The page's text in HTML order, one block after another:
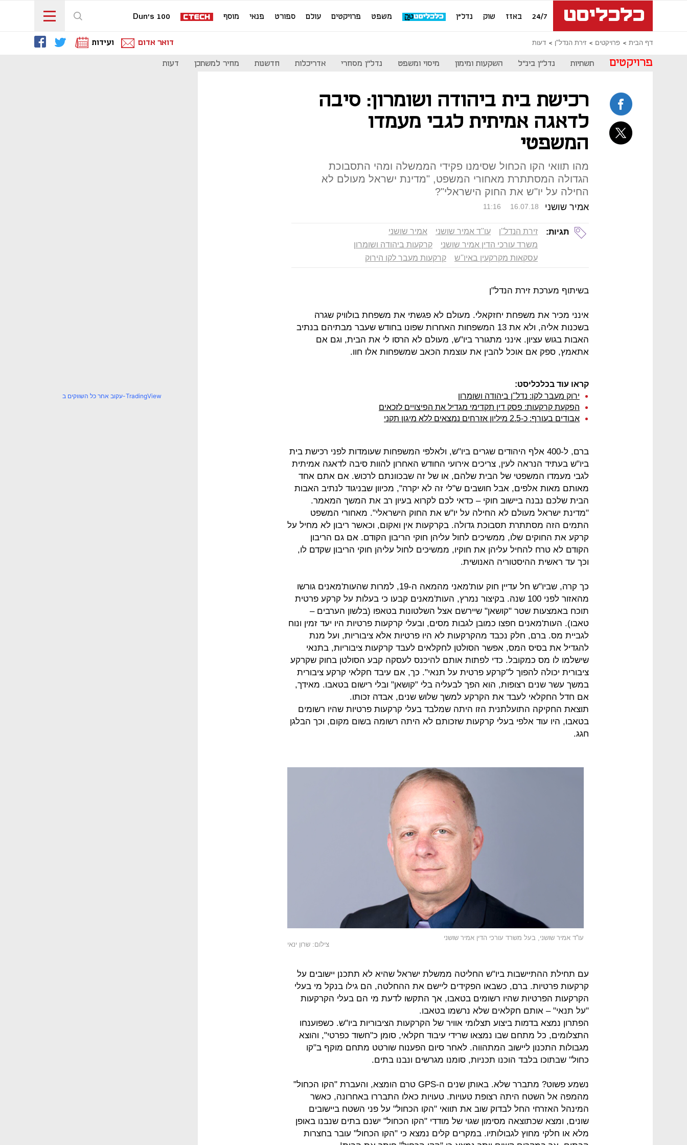
24/7 באזז שוק נדל"ן משפט פרויקטים עולם ספורט פנאי מוסף Dun's 100
דף הבית פרויקטים זירת הנדל"ן דעות דואר אדום ועידות
פרויקטים תשתיות נדל"ן בינ"ל השקעות ומימון מיסוי ומשפט נדל"ן מסחרי אדריכלות חדשנות מחיר למשתכן דעות
רכישת בית ביהודה ושומרון: סיבה
לדאגה אמיתית לגבי מעמדו
המשפטי
מהו תוואי הקו הכחול שסימנו פקידי הממשלה ומהי התסבוכת
הגדולה המסתתרת מאחורי המשפט, "מדינת ישראל מעולם לא
החילה על יו"ש את החוק הישראלי"?
אמיר שושני 11:16 16.07.18
תגיות: זירת הנדל''ן עו''ד אמיר שושני
אמיר שושני
משרד עורכי הדין אמיר שושני
קרקעות ביהודה ושומרון
עסקאות מקרקעין באיו''ש
קרקעות מעבר לקו הירוק
בשיתוף מערכת זירת הנדל"ן
אינני מכיר את משפחת יחזקאלי. מעולם לא פגשתי את משפחת בולוויק שגרה
בשכנות אליה, ולא את 13 המשפחות האחרות שפונו בחודש שעבר מבתיהם בנתיב
האבות בגוש עציון. אינני מתגורר ביו"ש, מעולם לא הרסו לי את הבית, וגם אם
אתאמץ, ספק אם אוכל להבין את עוצמת הכאב שמשפחות אלו חוו.
קראו עוד בכלכליסט:
ירוק מעבר לקו: נדל"ן ביהודה ושומרון
הפקעת קרקעות: פסק דין תקדימי מגדיל את הפיצויים לזכאים
אבודים בעורף: כ-2.5 מיליון אזרחים נמצאים ללא מיגון תקני
ברם, ל-400 אלף היהודים שגרים ביו"ש, ולאלפי המשפחות שעומדות לפני רכישת בית
ביו"ש בעתיד הנראה לעין, צריכים אירועי החודש האחרון להוות סיבה לדאגה אמיתית
לגבי מעמדו המשפטי של הבית שלהם, או של זה שבכוונתם לרכוש. אם אתם אחד
מאותם מאות אלפים, אבל חושבים ש"לי זה לא יקרה", מכיוון שבניגוד לנתיב האבות
הבית שלכם נבנה ביישוב חוקי – כדאי לכם לקרוא בעיון רב את המשך המאמר.
"מדינת ישראל מעולם לא החילה על יו"ש את החוק הישראלי". מאחורי המשפט
התמים הזה מסתתרת תסבוכת גדולה. בקרקעות אין ואקום, וכאשר ריבון לא מחיל על
קרקע את החוקים שלו, ממשיכים לחול עליהן חוקי הריבון הקודם. אם גם הריבון
הקודם לא טרח להחיל עליהן את חוקיו, ממשיכים לחול עליהן חוקי הריבון שקדם לו,
וכך עד ראשית ההיסטוריה האנושית.
כך קרה, שביו"ש חל עדיין חוק עות'מאני מהמאה ה-19, למרות שהעות'מאנים גורשו
מהאזור לפני 100 שנה. בקיצור נמרץ, העות'מאנים קבעו כי בעלות על קרקע פרטית
תוכח באמצעות שטר "קושאן" שיירשם אצל השלטונות בטאפו (בלשון הערבים –
טאבו). העות'מאנים חפצו כמובן לגבות מסים, ובעלי קרקעות פרטיות היו יעד זמין ונוח
לגביית מס. ברם, חלק נכבד מהקרקעות לא היו פרטיות אלא ציבוריות, ועל מנת
להגדיל את בסיס המס, אפשר הסולטן לחקלאים לעבד קרקעות ציבוריות, בתנאי
שישלמו לו מס כמקובל. כדי לפתות אותם להיכנס לעסקה קבע הסולטן בחוק שקרקע
ציבורית יכולה להפוך ל"קרקע פרטית על תנאי". כך, אם עיבד חקלאי קרקע ציבורית
במשך עשר שנים רצופות, הוא הפך לבעליה בלי "קושאן" ובלי רישום בטאבו. מאידך,
אם חדל החקלאי לעבד את הקרקע למשך שלוש שנים, אבדה זכותו.
תוצאת החקיקה התועלתנית הזו היתה שמלבד בעלי קרקעות פרטיות שהיו רשומים
בטאבו, היו עוד אלפי בעלי קרקעות שזכותם לא היתה רשומה בשום מקום, וכך הבלגן
חגג.
עו''ד אמיר שושני, בעל משרד עורכי הדין אמיר שושני
צילום: שרון ינאי
עם תחילת ההתיישבות ביו"ש החליטה ממשלת ישראל שהיא לא תתכנן יישובים על
קרקעות פרטיות. ברם, כשבאו הפקידים ליישם את ההחלטה, הם גילו בנקל מי בעלי
הקרקעות הפרטיות שהיו רשומים בטאבו, אך התקשו לדעת מי הם בעלי הקרקעות
"על תנאי" – אותם חקלאים שלא נרשמו בטאבו.
הפתרון נמצא בדמות ביצוע תצלומי אוויר של הקרקעות הציבוריות ביו"ש. כשפוענחו
התצלומים, כל מתחם שבו נמצאו שרידי עיבוד חקלאי, סומן כ"חשוד כפרטי", והוצא
מגבולות התכנון ליישוב המתהווה. לאחר סיום הפענוח שורטט מתחם מוקף ב"קו
כחול" שבתוכו בלבד הוכנו תכניות, סומנו מגרשים ונבנו בתים.
נשמע פשוט? מתברר שלא. באותן שנים ה-GPS טרם הומצא, והעברת "הקו הכחול"
מהמפה אל השטח היתה רצופת טעויות. טעויות כאלו התבררו באחרונה, כאשר
המינהל האזרחי החל לבדוק שוב את תוואי "הקו הכחול" על פני השטח ביישובים
שונים, ומצא שכתוצאה מסימון שגוי של מודדי "הקו הכחול" ישנם בתים שנבנו באופן
מלא או חלקי מחוץ לגבולותיו. במקרים קלים נמצא כי "הקו הכחול" עובר בחצרות
עקוב אחר כל השווקים ב-TradingView